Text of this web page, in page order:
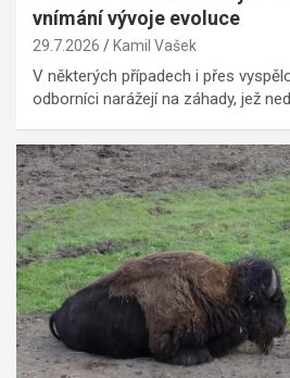
vnímání vývoje evoluce
29.7.2026 Kamil Vašek
V některých případech i přes
odborníci narážejí na záhady, jež